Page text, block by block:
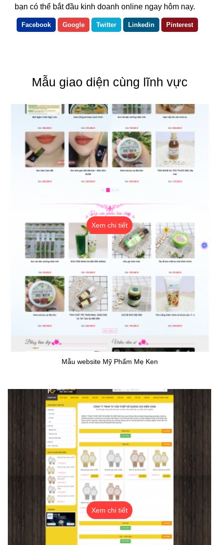
bạn có thể bắt đầu kinh doanh online ngay hôm nay.
Facebook Google Twitter Linkedin Pinterest
Mẫu giao diện cùng lĩnh vực
Xem chi tiết
Mẫu website Mỹ Phẩm Mẹ Ken
Xem chi tiết